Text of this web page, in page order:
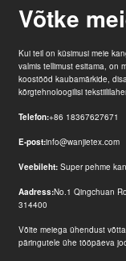
Võtke
Kui teil on küsimusi meie
valmis tellimust esitama, on
koostööd kaubamärkide,
kõrgtehnoloogilisi
Telefon:+86 18367627671
E-post:info@wanjietex.com
Veebileht: Super pehme
Aadress:No.1 Qingchuan
314400
Võite meiega ühendust
päringutele ühe tööpäeva